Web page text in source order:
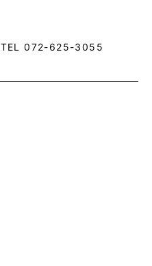
TEL 072-625-3055